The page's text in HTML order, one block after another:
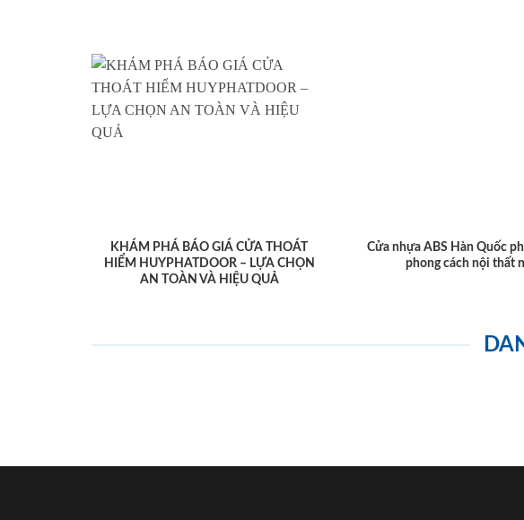
KHÁM PHÁ BÁO GIÁ CỬA THOÁT
HIỂM HUYPHATDOOR – LỰA CHỌN
AN TOÀN VÀ HIỆU QUẢ
Cửa nhựa ABS Hàn Quốc
phong cách nội thất